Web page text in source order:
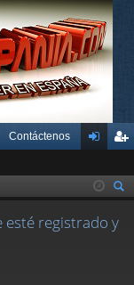
Contáctenos
nti
fic
ist
car
registrado y